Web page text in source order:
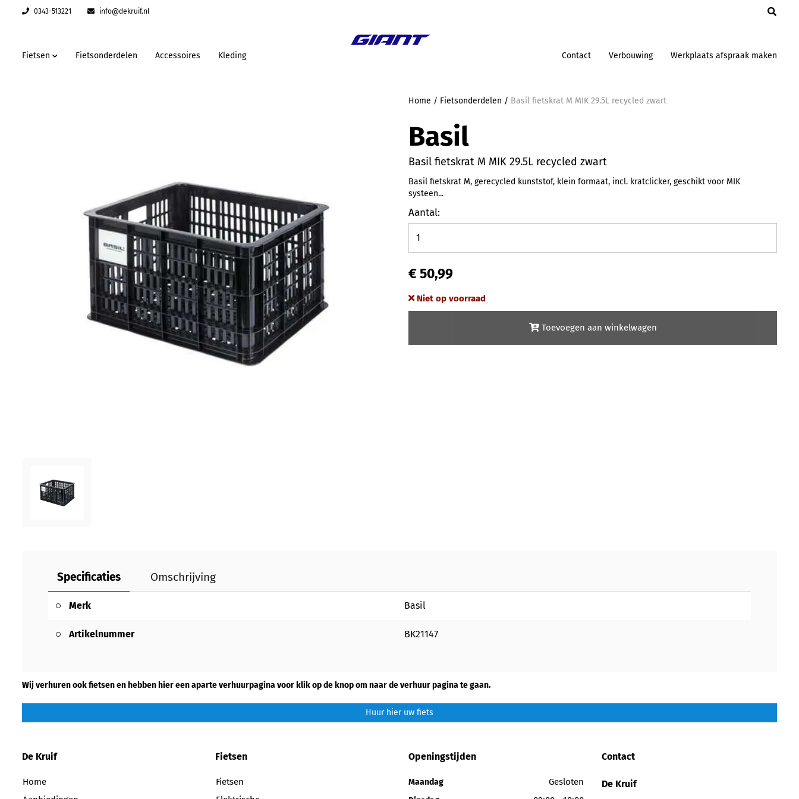
0343-513221 info@dekruif.nl
Fietsen Fietsonderdelen Accessoires Kleding Contact Verbouwing Werkplaats afspraak maken
Home / Fietsonderdelen / Basil fietskrat M MIK 29.5L recycled zwart
Basil
Basil fietskrat M MIK 29.5L recycled zwart
Basil fietskrat M, gerecycled kunststof, klein formaat, incl. kratclicker, geschikt voor MIK
systeen...
Aantal:
€ 50,99
Niet op voorraad
Toevoegen aan winkelwagen
Specificaties Omschrijving
Merk Basil
Artikelnummer BK21147
Wij verhuren ook fietsen en hebben hier een aparte verhuurpagina voor klik op de knop om naar de verhuur pagina te gaan.
Huur hier uw fiets
De Kruif
Home
Fietsen
Fietsen
Openingstijden
Maandag Gesloten
Contact
De Kruif